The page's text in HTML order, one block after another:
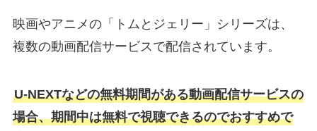
映画やアニメの「トムとジェリー」シリーズは、
複数の動画配信サービスで配信されています。
U-NEXTなどの無料期間がある動画配信サービスの
場合、期間中は無料で視聴できるのでおすすめで